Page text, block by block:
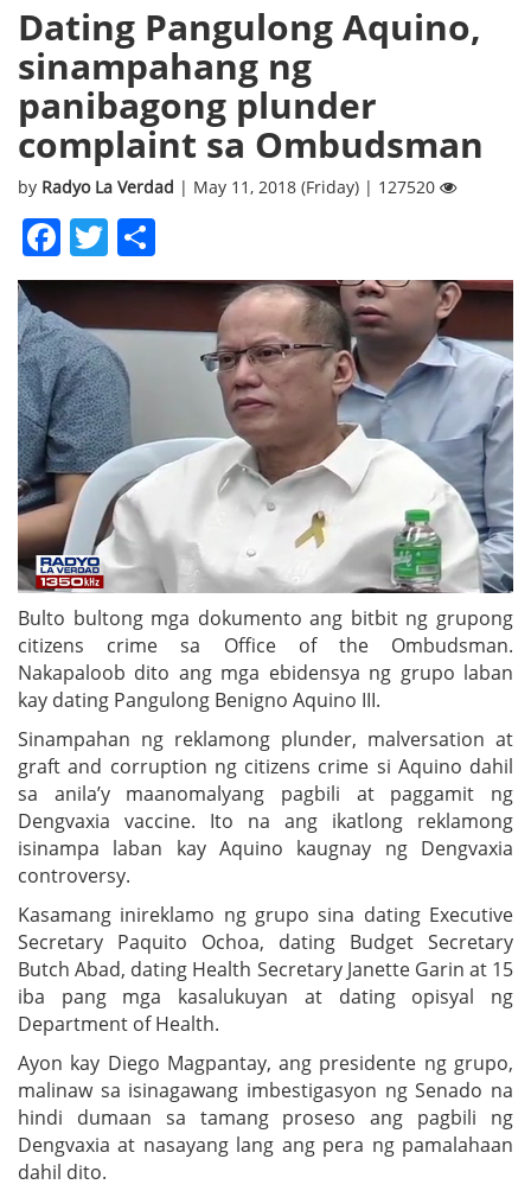
Dating Pangulong Aquino,
sinampahang ng
panibagong plunder
complaint sa Ombudsman
by Radyo La Verdad | May 11, 2018 (Friday) | 127520
Facebook
Twitter
Bulto bultong mga dokumento ang bitbit ng grupong
citizens crime sa Office of the Ombudsman.
Nakapaloob dito ang mga ebidensya ng grupo laban
kay dating Pangulong Benigno Aquino III.
Sinampahan ng reklamong plunder, malversation at
graft and corruption ng citizens crime si Aquino dahil
sa anila’y maanomalyang pagbili at paggamit ng
Dengvaxia vaccine. Ito na ang ikatlong reklamong
isinampa laban kay Aquino kaugnay ng Dengvaxia
controversy.
Kasamang inireklamo ng grupo sina dating Executive
Secretary Paquito Ochoa, dating Budget Secretary
Butch Abad, dating Health Secretary Janette Garin at 15
iba pang mga kasalukuyan at dating opisyal ng
Department of Health.
Ayon kay Diego Magpantay, ang presidente ng grupo,
malinaw sa isinagawang imbestigasyon ng Senado na
hindi dumaan sa tamang proseso ang pagbili ng
Dengvaxia at nasayang lang ang pera ng pamalahaan
dahil dito.